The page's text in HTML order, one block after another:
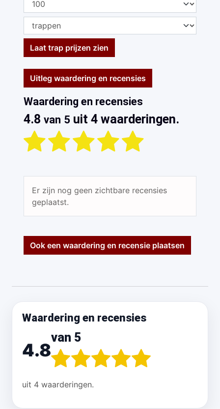
Laat trap prijzen zien
Uitleg waardering en recensies
Waardering en recensies
4.8 van 5 uit 4 waarderingen.
Er zijn nog geen zichtbare recensies
geplaatst.
Ook een waardering en recensie plaatsen
Waardering en recensies
4.8
van 5
uit 4 waarderingen.